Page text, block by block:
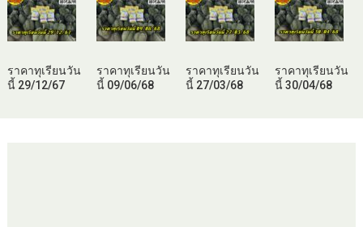
ราคาทุเรียนวัน
นี้ 29/12/67
ราคาทุเรียนวัน
นี้ 09/06/68
ราคาทุเรียนวัน
นี้ 27/03/68
ราคาทุเรียนวัน
นี้ 30/04/68